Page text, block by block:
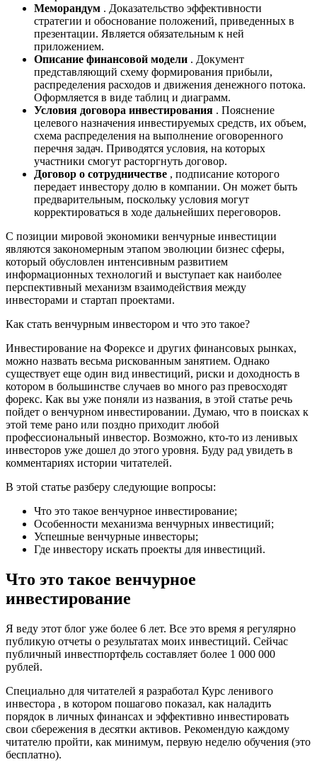
Меморандум . Доказательство эффективности
стратегии и обоснование положений, приведенных в
презентации. Является обязательным к ней
приложением.
Описание финансовой модели . Документ
представляющий схему формирования прибыли,
распределения расходов и движения денежного потока.
Оформляется в виде таблиц и диаграмм.
Условия договора инвестирования . Пояснение
целевого назначения инвестируемых средств, их объем,
схема распределения на выполнение оговоренного
перечня задач. Приводятся условия, на которых
участники смогут расторгнуть договор.
Договор о сотрудничестве , подписание которого
передает инвестору долю в компании. Он может быть
предварительным, поскольку условия могут
корректироваться в ходе дальнейших переговоров.
С позиции мировой экономики венчурные инвестиции
являются закономерным этапом эволюции бизнес сферы,
который обусловлен интенсивным развитием
информационных технологий и выступает как наиболее
перспективный механизм взаимодействия между
инвесторами и стартап проектами.
Как стать венчурным инвестором и что это такое?
Инвестирование на Форексе и других финансовых рынках,
можно назвать весьма рискованным занятием. Однако
существует еще один вид инвестиций, риски и доходность в
котором в большинстве случаев во много раз превосходят
форекс. Как вы уже поняли из названия, в этой статье речь
пойдет о венчурном инвестировании. Думаю, что в поисках к
этой теме рано или поздно приходит любой
профессиональный инвестор. Возможно, кто-то из ленивых
инвесторов уже дошел до этого уровня. Буду рад увидеть в
комментариях истории читателей.
В этой статье разберу следующие вопросы:
Что это такое венчурное инвестирование;
Особенности механизма венчурных инвестиций;
Успешные венчурные инвесторы;
Где инвестору искать проекты для инвестиций.
Что это такое венчурное
инвестирование
Я веду этот блог уже более 6 лет. Все это время я регулярно
публикую отчеты о результатах моих инвестиций. Сейчас
публичный инвестпортфель составляет более 1 000 000
рублей.
Специально для читателей я разработал Курс ленивого
инвестора , в котором пошагово показал, как наладить
порядок в личных финансах и эффективно инвестировать
свои сбережения в десятки активов. Рекомендую каждому
читателю пройти, как минимум, первую неделю обучения (это
бесплатно).